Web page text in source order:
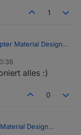
1
Material Design
durch aber
alles :)
0
Design